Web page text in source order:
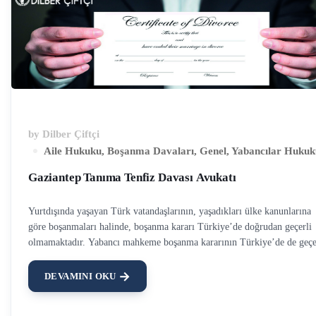
by Dilber Çiftçi
Aile Hukuku, Boşanma Davaları, Genel, Yabancılar
Gaziantep Tanıma Tenfiz Davası Avukatı
Yurtdışında yaşayan Türk vatandaşlarının, yaşadıkları ülke kanunlarına
göre boşanmaları halinde, boşanma kararı Türkiye’de doğrudan geçerli
olmamaktadır. Yabancı mahkeme boşanma kararının Türkiye’de de
müdürlüğüne birlikte başvuru yapmalıdır. Gaziantep tanıma tenfiz davası
avukatı olarak, boşanmanın Türkiye’de geçerli olabilmesi için,
DEVAMINI OKU